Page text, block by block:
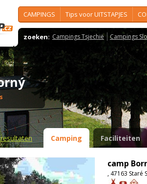
CAMPINGS Tips voor UITSTAPJES
zoeken: Campings Tsjechië Campings
Camping Faciliteiten
camp
, 47163 Staré